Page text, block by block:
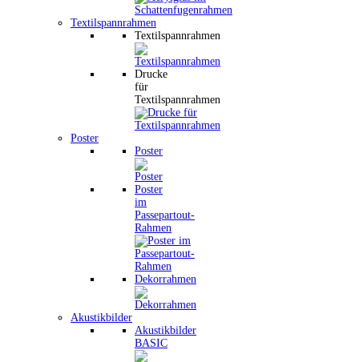
Textilspannrahmen
Textilspannrahmen
Drucke
für
Textilspannrahmen
Poster
Poster
Poster
im
Passepartout-
Rahmen
Dekorrahmen
Akustikbilder
Akustikbilder
BASIC